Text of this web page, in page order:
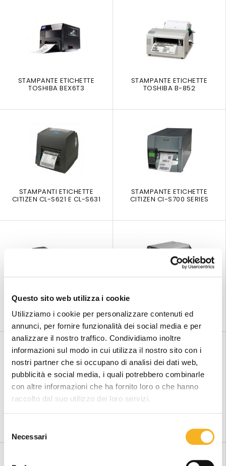
Questo sito web utilizza i cookie
Utilizziamo i cookie per personalizzare contenuti ed
annunci, per fornire funzionalità dei social media e per
analizzare il nostro traffico. Condividiamo inoltre
informazioni sul modo in cui utilizza il nostro sito con i
nostri partner che si occupano di analisi dei dati web,
pubblicità e social media, i quali potrebbero combinarle
con altre informazioni che ha fornito loro o che hanno
raccolto dal suo utilizzo dei loro servizi.
Necessari
STAMPANTE ETICHETTE
TOSHIBA BEX6T3
STAMPANTE ETICHETTE
TOSHIBA B-852
STAMPANTI ETICHETTE
CITIZEN CL-S621 E CL-S631
STAMPANTE ETICHETTE
CITIZEN Cl-S700 SERIES
STAMPANTE ETICHETTE SATO
WS4 SERIES
STAMPANTE ETICHETTE SATO
CL4NX PLUS SERIES